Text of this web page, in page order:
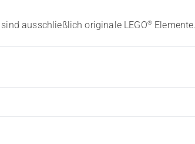
ausschließlich originale LEGO®Elemente.